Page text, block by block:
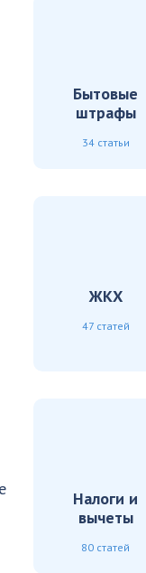
Бытовые
штрафы
34 статьи
ЖКХ
47 статей
Налоги и
вычеты
80 статей